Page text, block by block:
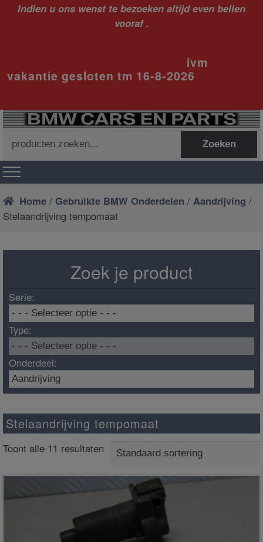
Indien u ons wenst te bezoeken altijd even bellen
vooraf .
ivm
vakantie gesloten tm 16-8-2026
naar:
Zoeken
Home / Gebruikte BMW Onderdelen /Aandrijving /
Stelaandrijving tempomaat
Zoek je product
Serie:
Type:
Onderdeel:
Stelaandrijving tempomaat
Toont alle 11 resultaten